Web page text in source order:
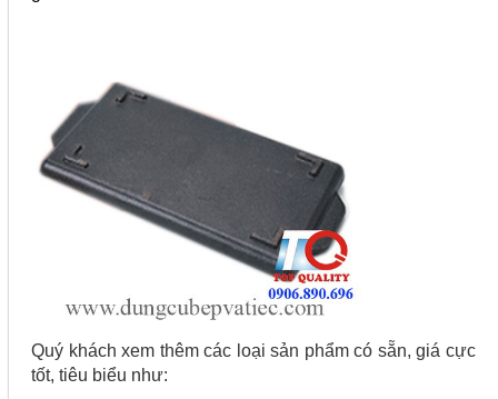
Quý khách xem thêm các loại sản phẩm có sẵn, giá cực
tốt, tiêu biểu như: